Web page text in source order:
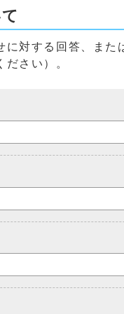
対する回答、ま
ださい）。